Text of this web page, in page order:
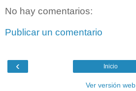
No hay comentarios:
Publicar un comentario
‹ Inicio
Ver versión web